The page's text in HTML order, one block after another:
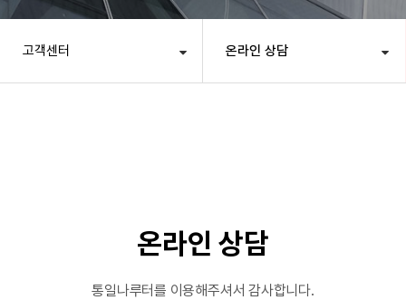
고객센터 온라인 상담
온라인 상담
통일나루터를 이용해주셔서 감사합니다.